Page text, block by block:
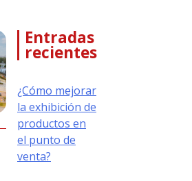
Entradas
recientes
¿Cómo mejorar
la exhibición de
productos en
el punto de
venta?